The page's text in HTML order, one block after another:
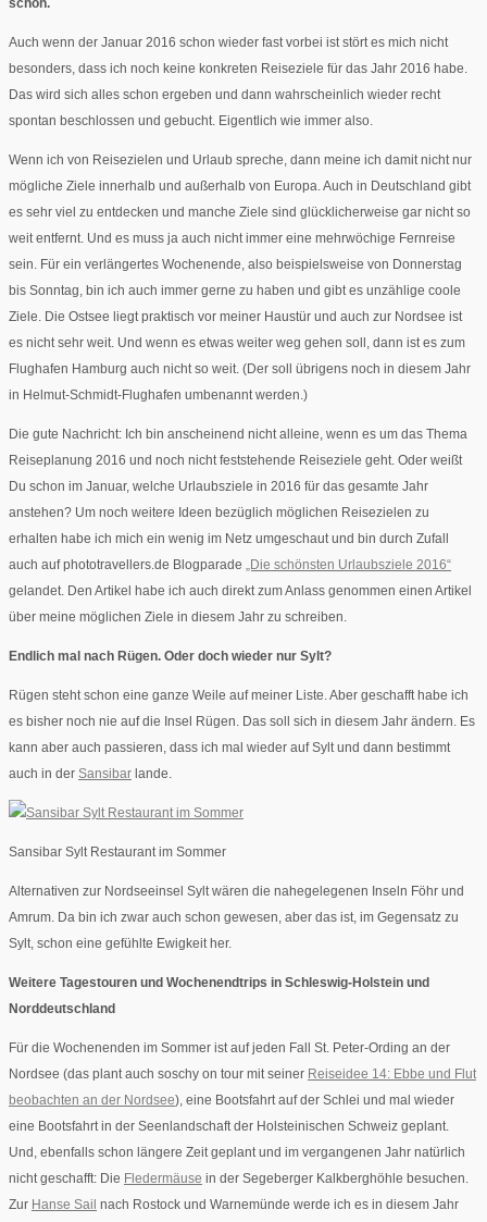
schon.
Auch wenn der Januar 2016 schon wieder fast vorbei ist stört es mich nicht
besonders, dass ich noch keine konkreten Reiseziele für das Jahr 2016 habe.
Das wird sich alles schon ergeben und dann wahrscheinlich wieder recht
spontan beschlossen und gebucht. Eigentlich wie immer also.
Wenn ich von Reisezielen und Urlaub spreche, dann meine ich damit nicht nur
mögliche Ziele innerhalb und außerhalb von Europa. Auch in Deutschland gibt
es sehr viel zu entdecken und manche Ziele sind glücklicherweise gar nicht so
weit entfernt. Und es muss ja auch nicht immer eine mehrwöchige Fernreise
sein. Für ein verlängertes Wochenende, also beispielsweise von Donnerstag
bis Sonntag, bin ich auch immer gerne zu haben und gibt es unzählige coole
Ziele. Die Ostsee liegt praktisch vor meiner Haustür und auch zur Nordsee ist
es nicht sehr weit. Und wenn es etwas weiter weg gehen soll, dann ist es zum
Flughafen Hamburg auch nicht so weit. (Der soll übrigens noch in diesem Jahr
in Helmut-Schmidt-Flughafen umbenannt werden.)
Die gute Nachricht: Ich bin anscheinend nicht alleine, wenn es um das Thema
Reiseplanung 2016 und noch nicht feststehende Reiseziele geht. Oder weißt
Du schon im Januar, welche Urlaubsziele in 2016 für das gesamte Jahr
anstehen? Um noch weitere Ideen bezüglich möglichen Reisezielen zu
erhalten habe ich mich ein wenig im Netz umgeschaut und bin durch Zufall
auch auf phototravellers.de Blogparade „Die schönsten Urlaubsziele 2016“
gelandet. Den Artikel habe ich auch direkt zum Anlass genommen einen Artikel
über meine möglichen Ziele in diesem Jahr zu schreiben.
Endlich mal nach Rügen. Oder doch wieder nur Sylt?
Rügen steht schon eine ganze Weile auf meiner Liste. Aber geschafft habe ich
es bisher noch nie auf die Insel Rügen. Das soll sich in diesem Jahr ändern. Es
kann aber auch passieren, dass ich mal wieder auf Sylt und dann bestimmt
auch in der Sansibar lande.
Sansibar Sylt Restaurant im Sommer
Alternativen zur Nordseeinsel Sylt wären die nahegelegenen Inseln Föhr und
Amrum. Da bin ich zwar auch schon gewesen, aber das ist, im Gegensatz zu
Sylt, schon eine gefühlte Ewigkeit her.
Weitere Tagestouren und Wochenendtrips in Schleswig-Holstein und
Norddeutschland
Für die Wochenenden im Sommer ist auf jeden Fall St. Peter-Ording an der
Nordsee (das plant auch soschy on tour mit seiner Reiseidee 14: Ebbe und Flut
beobachten an der Nordsee), eine Bootsfahrt auf der Schlei und mal wieder
eine Bootsfahrt in der Seenlandschaft der Holsteinischen Schweiz geplant.
Und, ebenfalls schon längere Zeit geplant und im vergangenen Jahr natürlich
nicht geschafft: Die Fledermäuse in der Segeberger Kalkberghöhle besuchen.
Zur Hanse Sail nach Rostock und Warnemünde werde ich es in diesem Jahr